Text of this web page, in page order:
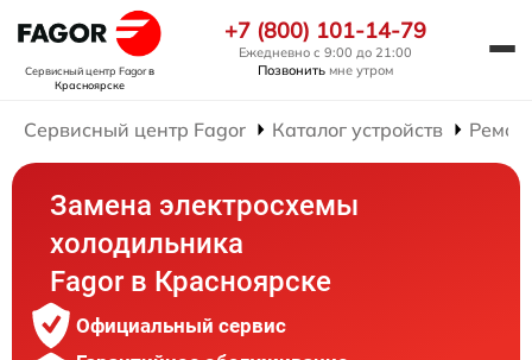
Сервисный центр Fagorв
Красноярске
+7 (800) 101-14-79
Ежедневно с 9:00 до 21:00
Позвонить мне утром
Сервисный центр Fagor Каталог устройств
Замена электросхемы
холодильника
Fagor в Красноярске
Официальный сервис